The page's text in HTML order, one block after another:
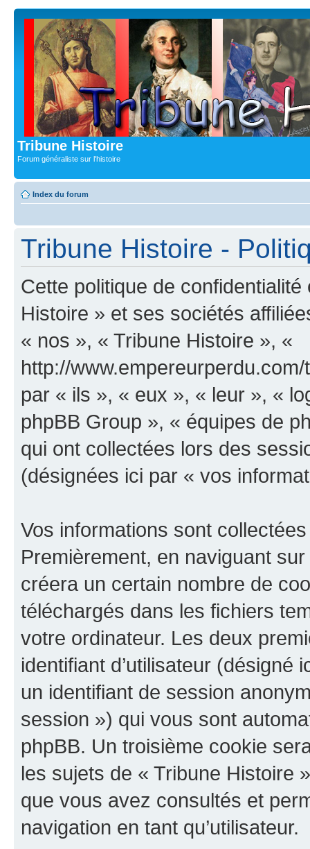
Tribune Histoire
Forum généraliste sur l'histoire
Index du forum
Tribune Histoire -
Cette politique de
Histoire » et ses sociétés
« nos », « Tribune Histoire », «
http://
par « ils », « eux », « leur », «
phpBB Group », « équipes de
qui ont collectées lors des
(désignées ici par « vos
Vos informations sont
Premièrement, en naviguant
créera un certain nombre de
téléchargés dans les fichiers
votre ordinateur. Les deux
identifiant d’utilisateur (désigné
un identifiant de session
session ») qui vous sont
phpBB. Un troisième cookie
les sujets de « Tribune Histoire
que vous avez consultés et
navigation en tant qu’utilisateur.